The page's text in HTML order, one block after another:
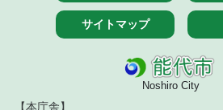
サイトマップ
Noshiro City
【本庁舎】